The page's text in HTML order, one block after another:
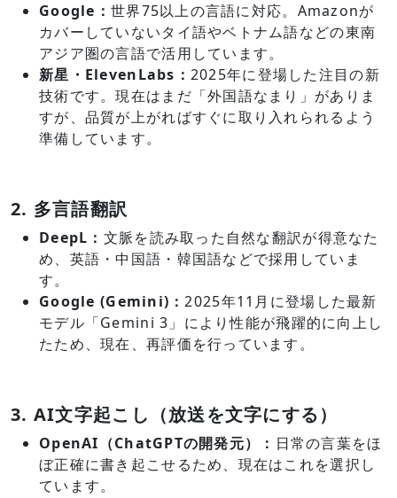
Google： 世界75以上の言語に対応。Amazonが
カバーしていないタイ語やベトナム語などの東南
アジア圏の言語で活用しています。
新星・ElevenLabs： 2025年に登場した注目の新
技術です。現在はまだ「外国語なまり」がありま
すが、品質が上がればすぐに取り入れられるよう
準備しています。
2. 多言語翻訳
DeepL： 文脈を読み取った自然な翻訳が得意なた
め、英語・中国語・韓国語などで採用していま
す。
Google (Gemini)：2025年11月に登場した最新
モデル「Gemini 3」により性能が飛躍的に向上し
たため、現在、再評価を行っています。
3. AI文字起こし（放送を文字にする）
OpenAI（ChatGPTの開発元）： 日常の言葉をほ
ぼ正確に書き起こせるため、現在はこれを選択し
ています。